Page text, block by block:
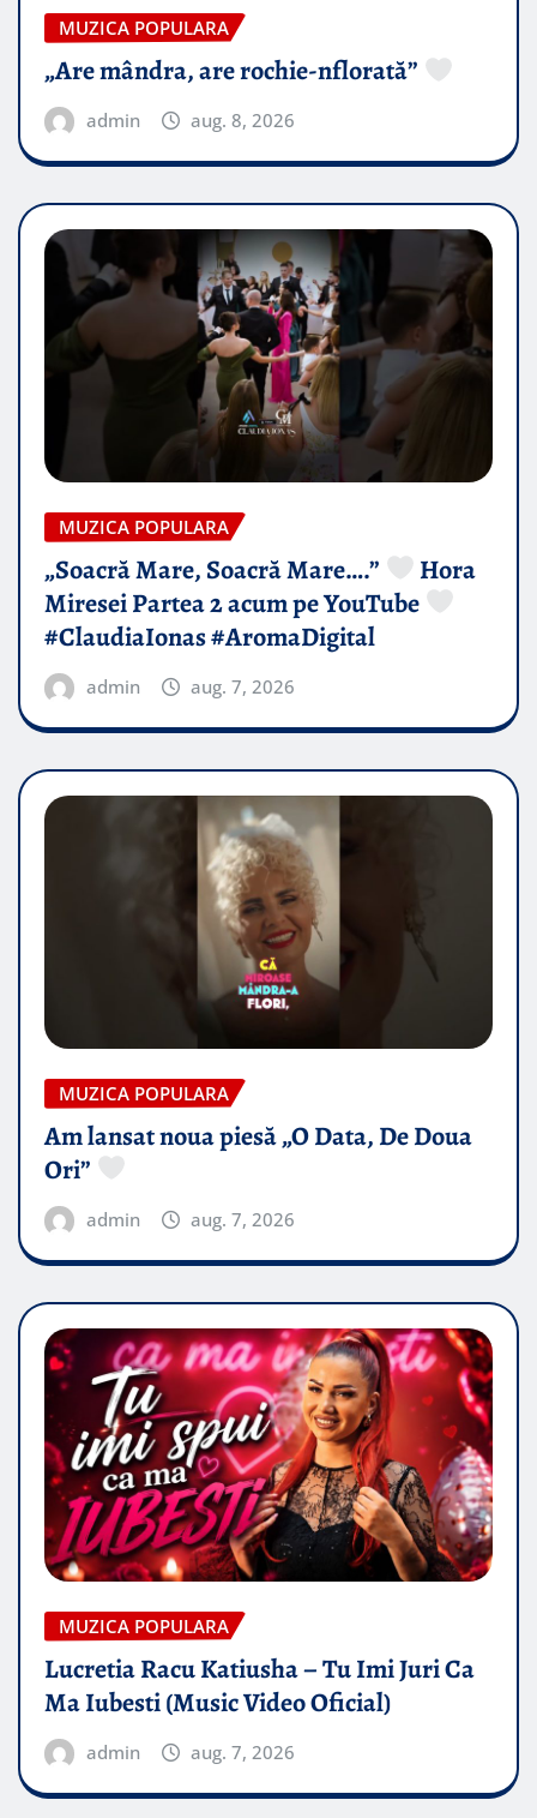
MUZICA POPULARA
„Are mândra, are rochie-nflorată”
admin aug. 8, 2026
MUZICA POPULARA
„Soacră Mare, Soacră Mare….”
Hora
Miresei Partea 2 acum pe YouTube
#ClaudiaIonas #AromaDigital
admin aug. 7, 2026
MUZICA POPULARA
Am lansat noua piesă „O Data, De Doua
Ori”
admin aug. 7, 2026
MUZICA POPULARA
Lucretia Racu Katiusha – Tu Imi Juri Ca
Ma Iubesti (Music Video Oficial)
admin aug. 7, 2026